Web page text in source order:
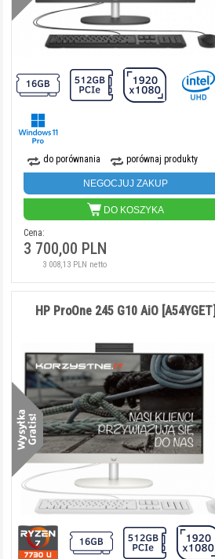
do porównania porównaj produkty
NEGOCJUJ ZAKUP
DO KOSZYKA
Cena:
3 700,00 PLN
3 008,13 PLN netto
HP ProOne 245 G10 AiO [A54YGET]